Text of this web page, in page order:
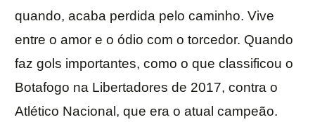
quando, acaba perdida pelo caminho. Vive
entre o amor e o ódio com o torcedor. Quando
faz gols importantes, como o que classificou o
Botafogo na Libertadores de 2017, contra o
Atlético Nacional, que era o atual campeão.